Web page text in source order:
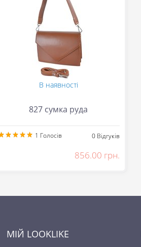
В наявності
827 сумка руда
1 Голосів 0 Відгуків
856.00 грн.
МІЙ LOOKLIKE